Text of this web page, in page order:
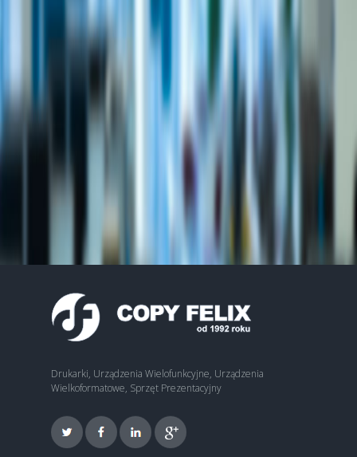
Drukarki, Urządzenia Wielofunkcyjne, Urządzenia
Wielkoformatowe, Sprzęt Prezentacyjny